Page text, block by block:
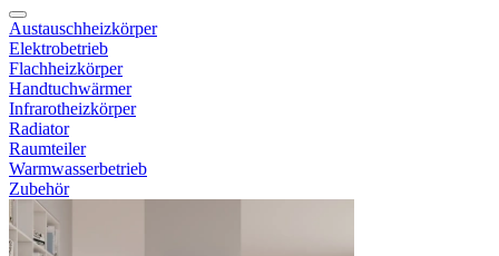
Austauschheizkörper
Elektrobetrieb
Flachheizkörper
Handtuchwärmer
Infrarotheizkörper
Radiator
Raumteiler
Warmwasserbetrieb
Zubehör